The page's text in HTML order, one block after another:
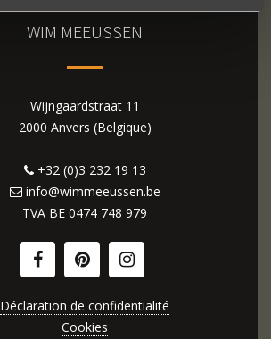
WIM MEEUSSEN
Wijngaardstraat 11
2000 Anvers (Belgique)
+32 (0)3 232 19 13
info@wimmeeussen.be
TVA BE 0474 748 979
Déclaration de confidentialité
Cookies